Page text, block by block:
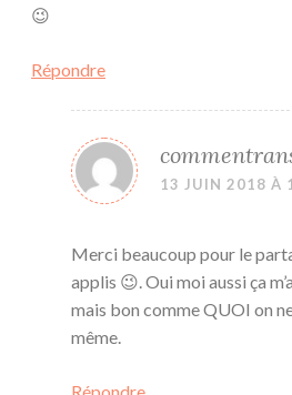
😉
Répondre
13 JUIN 2018 À
Merci beaucoup pour le
applis 😉. Oui moi aussi ça
mais bon comme QUOI on
même.